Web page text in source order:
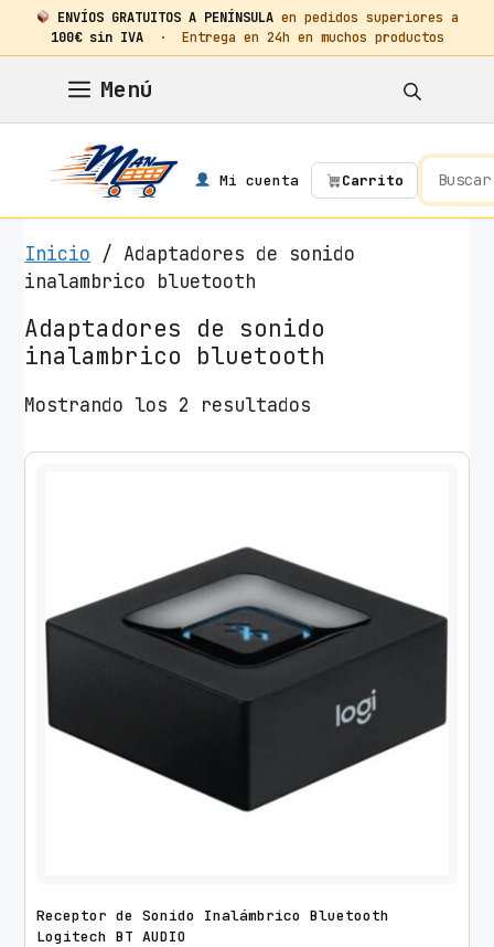
ENVÍOS GRATUITOS A PENÍNSULA en pedidos superiores a
100€ sin IVA· Entrega en 24h en muchos productos
contenido
Menú
Mi cuenta Carrito
Inicio / Adaptadores de sonido
inalambrico bluetooth
Adaptadores de sonido
inalambrico bluetooth
Mostrando los 2 resultados
d
d
o
p
o
ú
o
Receptor de Sonido Inalámbrico Bluetooth
Logitech BT AUDIO